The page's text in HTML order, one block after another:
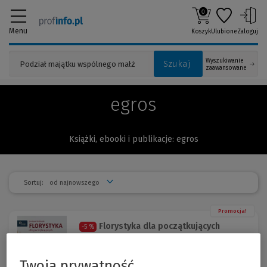
Menu
Szukaj
Wyszukiwanie
zaawansowane
0
KoszykUlubioneZaloguj
egros
Książki, ebooki i publikacje: egros
Sortuj:
Promocja!
-5 % Florystyka dla początkujących